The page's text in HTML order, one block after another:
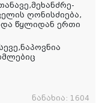
ღონისძიება,
წყლიდან ერთი
ნანახია: 1604